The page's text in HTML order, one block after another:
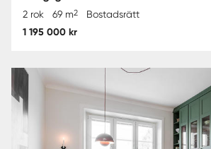
2 rok 69 m2 Bostadsrätt
1 195 000 kr